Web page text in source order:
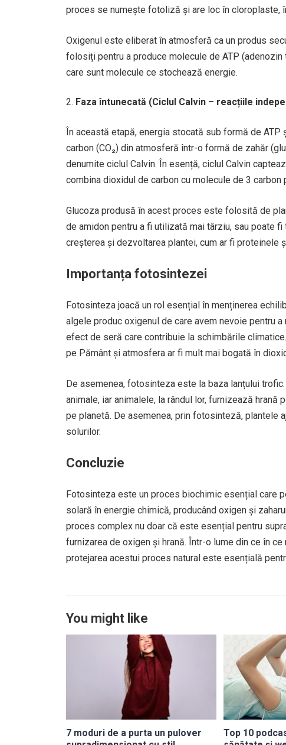
proces se numește fotoliză și are loc în cloroplaste,
Oxigenul este eliberat în atmosferă ca un produs
folosiți pentru a produce molecule de ATP
care sunt molecule ce stochează energie.
Faza întunecată (Ciclul Calvin – reacțiile
În această etapă, energia stocată sub formă de
carbon (CO₂) din atmosferă într-o formă de zahăr
denumite ciclul Calvin. În esență, ciclul Calvin
combina dioxidul de carbon cu molecule de 3 carbon
Glucoza produsă în acest proces este folosită de
de amidon pentru a fi utilizată mai târziu, sau poate
creșterea și dezvoltarea plantei, cum ar fi proteinele
Importanța fotosintezei
Fotosinteza joacă un rol esențial în menținerea
algele produc oxigenul de care avem nevoie pentru
efect de seră care contribuie la schimbările
pe Pământ și atmosfera ar fi mult mai bogată în
De asemenea, fotosinteza este la baza lanțului
animale, iar animalele, la rândul lor, furnizează
pe planetă. De asemenea, prin fotosinteză, plantele
solurilor.
Concluzie
Fotosinteza este un proces biochimic esențial care
solară în energie chimică, producând oxigen și
proces complex nu doar că este esențial pentru
furnizarea de oxigen și hrană. Într-o lume din ce în
protejarea acestui proces natural este esențială
You might like
7 moduri de a purta un pulover
Top 10